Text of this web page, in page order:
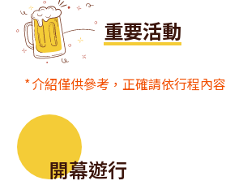
重要活動
介紹僅供參考，正確請依行程內容
開幕遊行